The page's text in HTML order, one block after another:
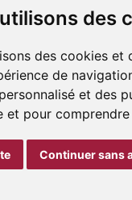
des
des cookies et
de
et des
et pour
Continuer sans